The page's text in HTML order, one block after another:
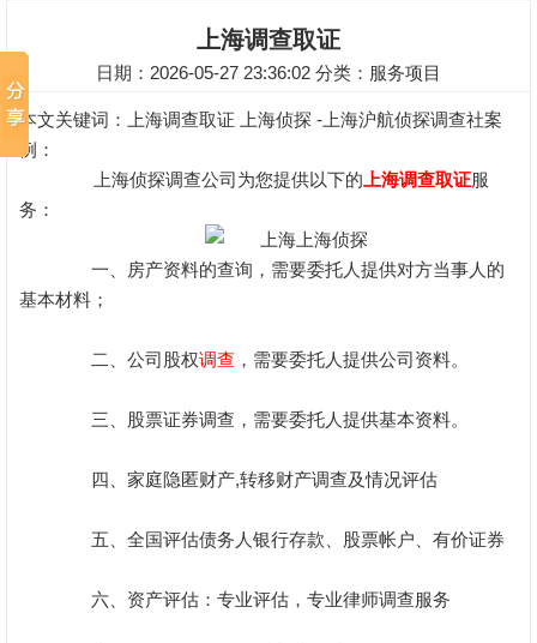
上海调查取证
日期：2026-05-27 23:36:02 分类： 服务项目
本文关键词： 上海调查取证 上海侦探 -上海沪航侦探调查社案
例：
上海侦探调查公司为您提供以下的 上海调查取证服
务：
一、房产资料的查询，需要委托人提供对方当事人的
基本材料；
二、公司股权调查 ，需要委托人提供公司资料。
三、股票证券调查，需要委托人提供基本资料。
四、家庭隐匿财产,转移财产调查及情况评估
五、全国评估债务人银行存款、股票帐户、有价证券
六、资产评估：专业评估，专业律师调查服务